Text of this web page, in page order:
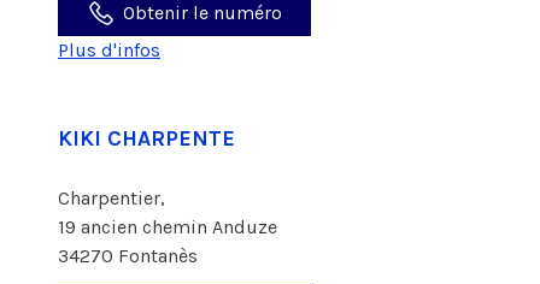
Obtenir le numéro
Plus d'infos
KIKI CHARPENTE
Charpentier,
19 ancien chemin Anduze
34270 Fontanès